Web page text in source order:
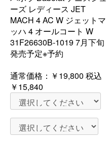
ーズ レディース JET
MACH 4 AC W ジェットマ
ッハ 4 オールコート W
31F26630B-1019 7月下旬
発売予定※予約
通常価格： ￥19,800 税込
￥15,840